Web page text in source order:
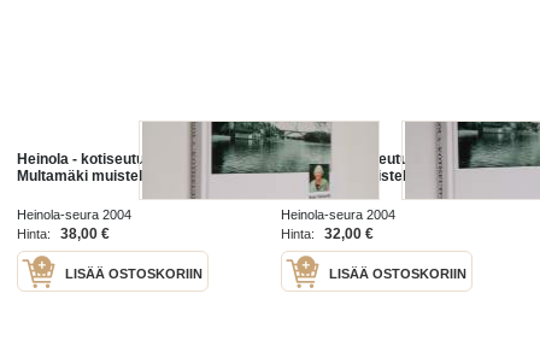
Heinola - kotiseutuni mun : Kaija
Multamäki muistelee
Heinola-seura 2004
Hinta:
38,00 €
LISÄÄ OSTOSKORIIN
Heinola - kotiseutuni mun : Kaija
Multamäki muistelee
Heinola-seura 2004
Hinta:
32,00 €
LISÄÄ OSTOSKORIIN